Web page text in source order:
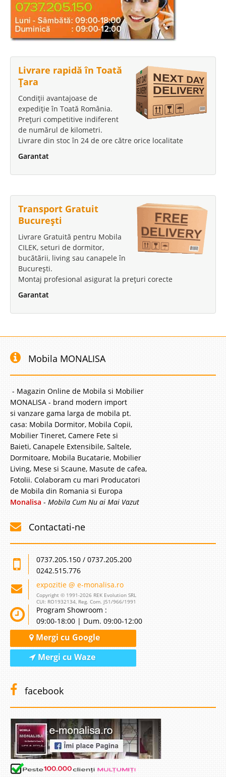
Livrare rapidă în Toată
Țara
Condiții avantajoase de
expediție în Toată România.
Prețuri competitive indiferent
de numărul de kilometri.
Livrare din stoc în 24 de ore către orice localitate
Garantat
Transport Gratuit
București
Livrare Gratuită pentru Mobila
CILEK, seturi de dormitor,
bucătării, living sau canapele în
București.
Montaj profesional asigurat la prețuri corecte
Garantat
Mobila MONALISA
- Magazin Online de Mobila si Mobilier
MONALISA - brand modern import
si vanzare gama larga de mobila pt.
casa: Mobila Dormitor, Mobila Copii,
Mobilier Tineret, Camere Fete si
Baieti, Canapele Extensibile, Saltele,
Dormitoare, Mobila Bucatarie, Mobilier
Living, Mese si Scaune, Masute de cafea,
Fotolii. Colaboram cu mari Producatori
de Mobila din Romania si Europa
Monalisa - Mobila Cum Nu ai Mai Vazut
Contactati-ne
0737.205.150 / 0737.205.200
0242.515.776
expozitie @ e-monalisa.ro
Copyright © 1991-2026 REK Evolution SRL
CUI: RO1932134, Reg. Com. J51/966/1991
Program Showroom :
09:00-18:00 | Dum. 09:00-12:00
Mergi cu Google
Mergi cu Waze
facebook